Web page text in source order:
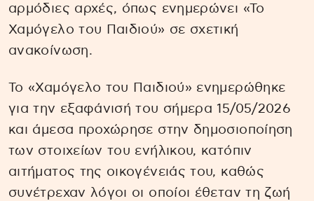
αρμόδιες αρχές, όπως ενημερώνει «Το
Χαμόγελο του Παιδιού» σε σχετική
ανακοίνωση.
Το «Χαμόγελο του Παιδιού» ενημερώθηκε
για την εξαφάνισή του σήμερα 15/05/2026
και άμεσα προχώρησε στην δημοσιοποίηση
των στοιχείων του ενήλικου, κατόπιν
αιτήματος της οικογένειάς του, καθώς
συνέτρεχαν λόγοι οι οποίοι έθεταν τη ζωή